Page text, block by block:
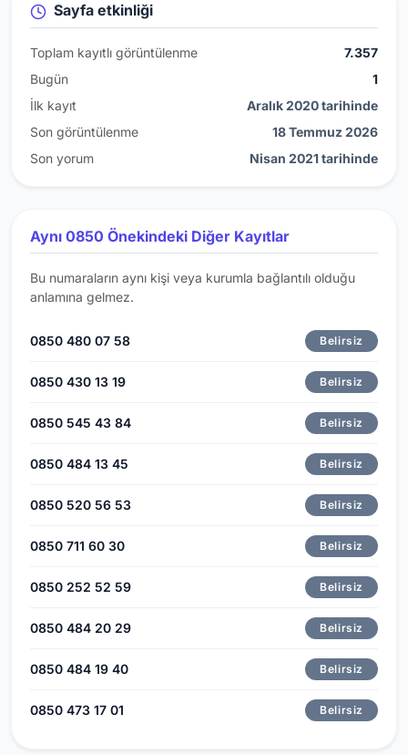
Sayfa etkinliği
Toplam kayıtlı görüntülenme
7.357
Bugün
1
İlk kayıt
Aralık 2020 tarihinde
Son görüntülenme
18 Temmuz 2026
Son yorum
Nisan 2021 tarihinde
Aynı 0850 Önekindeki Diğer Kayıtlar
Bu numaraların aynı kişi veya kurumla bağlantılı olduğu
anlamına gelmez.
0850 480 07 58 Belirsiz
0850 430 13 19 Belirsiz
0850 545 43 84 Belirsiz
0850 484 13 45 Belirsiz
0850 520 56 53 Belirsiz
0850 711 60 30 Belirsiz
0850 252 52 59 Belirsiz
0850 484 20 29 Belirsiz
0850 484 19 40 Belirsiz
0850 473 17 01 Belirsiz